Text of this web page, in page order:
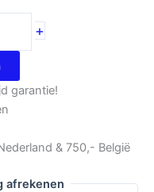
+
garantie!
& 750,- België
afrekenen